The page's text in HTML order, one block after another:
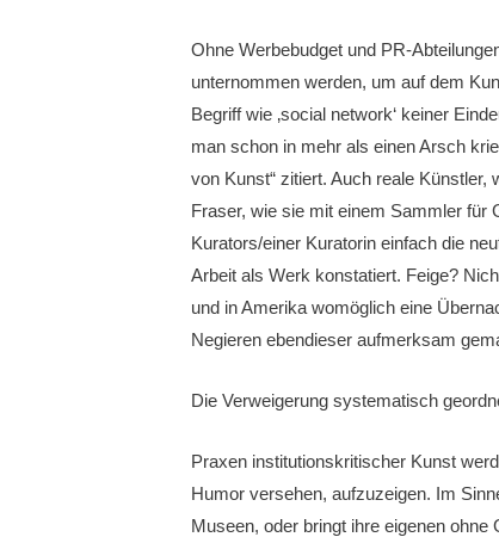
Ohne Werbebudget und PR-
unternommen werden, um auf dem
Begriff wie ‚social network‘ keiner
man schon in mehr als einen Arsch
von Kunst“ zitiert. Auch reale Künstler,
Fraser, wie sie mit einem Sammler für
Kurators/einer Kuratorin einfach die
Arbeit als Werk konstatiert. Feige?
und in Amerika womöglich eine
Negieren ebendieser aufmerksam
Die Verweigerung systematisch
Praxen institutionskritischer Kunst
Humor versehen, aufzuzeigen. Im
Museen, oder bringt ihre eigenen